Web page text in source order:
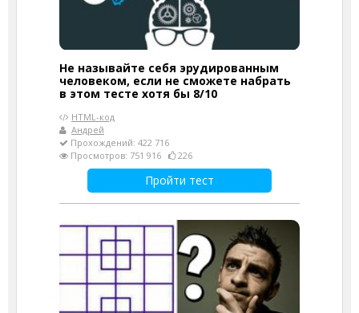
Не называйте себя эрудированным
человеком, если не сможете набрать
в этом тесте хотя бы 8/10
HTML-код
Андрей
Прохождений: 422 716
Просмотров: 751 916
226
Пройти тест